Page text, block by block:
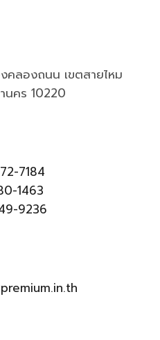
คลองถนน เขตสายไหม
นคร 10220
7184
1463
9236